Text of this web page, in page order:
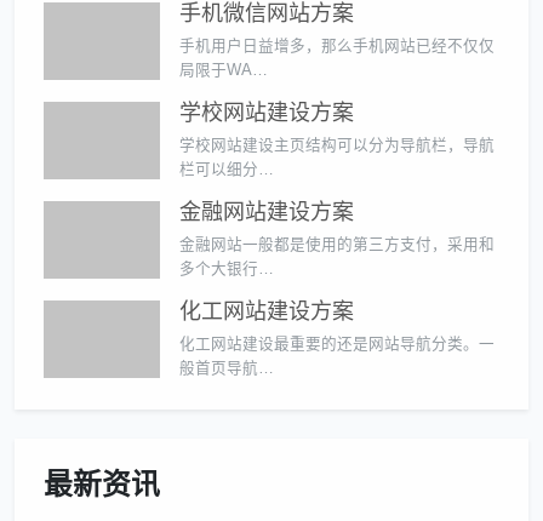
手机微信网站方案
手机用户日益增多，那么手机网站已经不仅仅
局限于WA…
学校网站建设方案
学校网站建设主页结构可以分为导航栏，导航
栏可以细分…
金融网站建设方案
金融网站一般都是使用的第三方支付，采用和
多个大银行…
化工网站建设方案
化工网站建设最重要的还是网站导航分类。一
般首页导航…
最新资讯